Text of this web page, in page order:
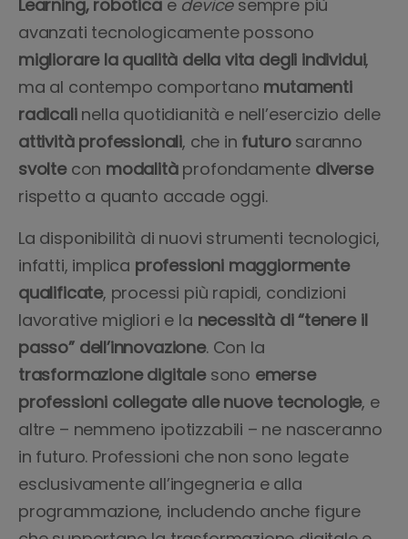
Learning, roboticae device sempre più
avanzati tecnologicamente possono
migliorare la qualità della vita degli individui,
ma al contempo comportano mutamenti
radicalinella quotidianità e nell’esercizio delle
attività professionali, che in futuro saranno
svolte con modalità profondamente diverse
rispetto a quanto accade oggi.
La disponibilità di nuovi strumenti tecnologici,
infatti, implica professioni maggiormente
qualificate, processi più rapidi, condizioni
lavorative migliori e la necessità di “tenere il
passo” dell’innovazione. Con la
trasformazione digitale sono emerse
professioni collegate alle nuove tecnologie, e
altre – nemmeno ipotizzabili – ne nasceranno
in futuro. Professioni che non sono legate
esclusivamente all’ingegneria e alla
programmazione, includendo anche figure